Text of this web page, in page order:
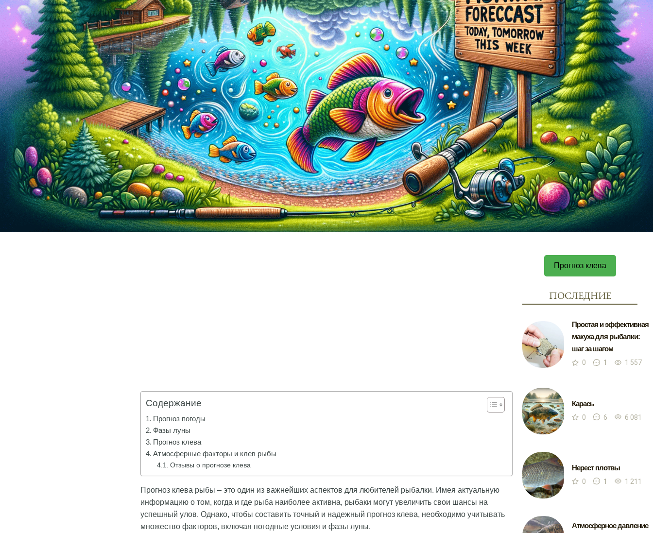
Содержание
Прогноз погоды
Фазы луны
Прогноз клева
Атмосферные факторы и клев рыбы
Отзывы о прогнозе клева
Прогноз клева рыбы – это один из важнейших аспектов для любителей рыбалки. Имея актуальную
информацию о том, когда и где рыба наиболее активна, рыбаки могут увеличить свои шансы на
успешный улов. Однако, чтобы составить точный и надежный прогноз клева, необходимо учитывать
множество факторов, включая погодные условия и фазы луны.
Прогноз клева
ПОСЛЕДНИЕ
Простая и эффективная
макуха для рыбалки:
шаг за шагом
0 1 1 557
Карась
0 6 6 081
Нерест плотвы
0 1 1 211
Атмосферное давление